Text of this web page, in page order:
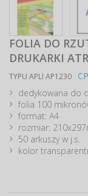
FOLIA DO
DRUKARKI
TYPU APLI AP1230
dedykowana do
folia 100
format: A4
rozmiar:
50 arkuszy w j.s.
kolor
W przypadku
wcześniejsza
konta. Każda
dowolnym
Polityka
Klauzula
Lista